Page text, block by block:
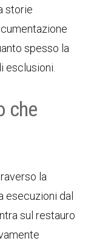
storie
spesso la
esclusioni.
che
la
esecuzioni dal
sul restauro